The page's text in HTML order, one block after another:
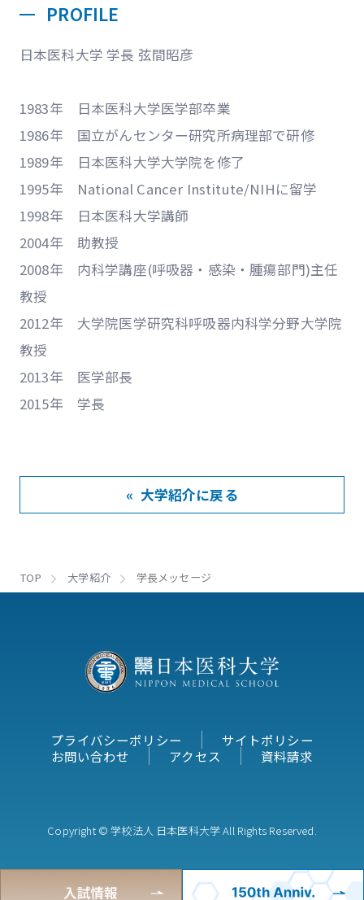
PROFILE
日本医科大学 学長 弦間昭彦
1983年 日本医科大学医学部卒業
1986年 国立がんセンター研究所病理部で研修
1989年 日本医科大学大学院を修了
1995年 National Cancer Institute/NIHに留学
1998年 日本医科大学講師
2004年 助教授
2008年 内科学講座(呼吸器・感染・腫瘍部門)主任
教授
2012年 大学院医学研究科呼吸器内科学分野大学院
教授
2013年 医学部長
2015年 学長
« 大学紹介に戻る
TOP 大学紹介 学長メッセージ
プライバシーポリシー
サイトポリシー
お問い合わせ
アクセス 資料請求
Copyright © 学校法人 日本医科大学 All Rights Reserved.